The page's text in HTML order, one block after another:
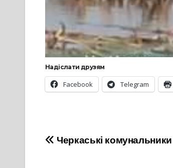
Надіслати друзям
Facebook Telegram
Навігація
Черкаські